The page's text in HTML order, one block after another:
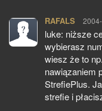
RAFALS pisze:
luke: niższe
wybierasz
wiesz że to
nawiązaniem
StrefiePlus.
strefie i